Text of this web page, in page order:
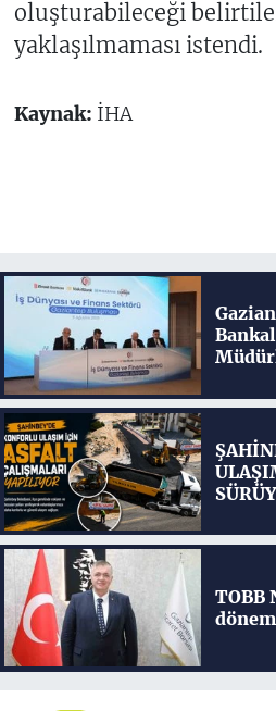
oluşturabileceği
yaklaşılmaması istendi.
Kaynak: İHA
TOBB
dönem